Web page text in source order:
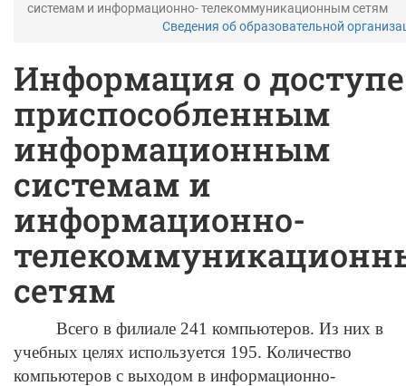
системам и информационно- телекоммуникационным сетям
Сведения об образовательной
Информация о
приспособленным
информационным
системам и
информационно-
сетям
Всего в филиале 241 компьютеров. Из них в
учебных целях используется 195. Количество
компьютеров с выходом в информационно-